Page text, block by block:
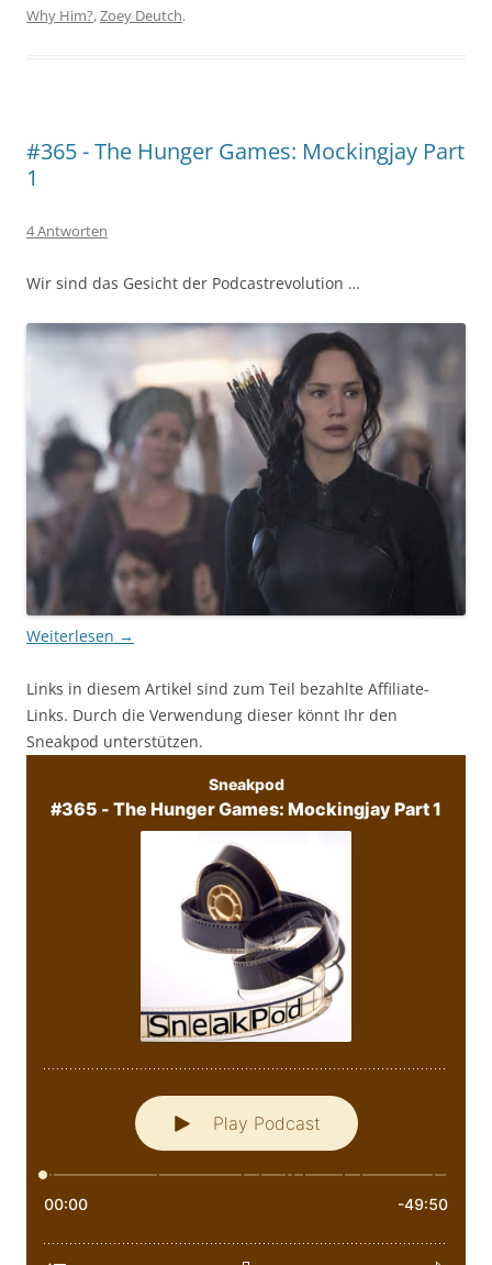
Why Him?,Zoey Deutch.
#365 - The Hunger Games: Mockingjay Part
1
4 Antworten
Wir sind das Gesicht der Podcastrevolution …
Weiterlesen →
Links in diesem Artikel sind zum Teil bezahlte Affiliate-
Links. Durch die Verwendung dieser könnt Ihr den
Sneakpod unterstützen.